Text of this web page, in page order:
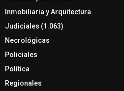
Inmobiliaria y Arquitectura
Judiciales (1.063)
Necrológicas
Policiales
Política
Regionales